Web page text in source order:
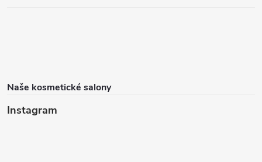
Naše kosmetické salony
Instagram